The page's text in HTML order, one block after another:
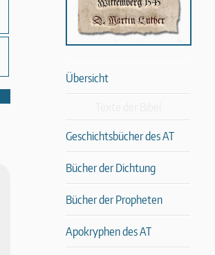
Übersicht
Geschichtsbücher des AT
Bücher der Dichtung
Bücher der Propheten
Apokryphen des AT